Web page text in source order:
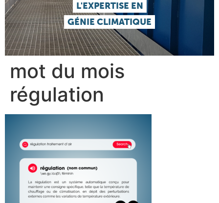
L'EXPERTISE EN
GÉNIE CLIMATIQUE
mot du mois
régulation